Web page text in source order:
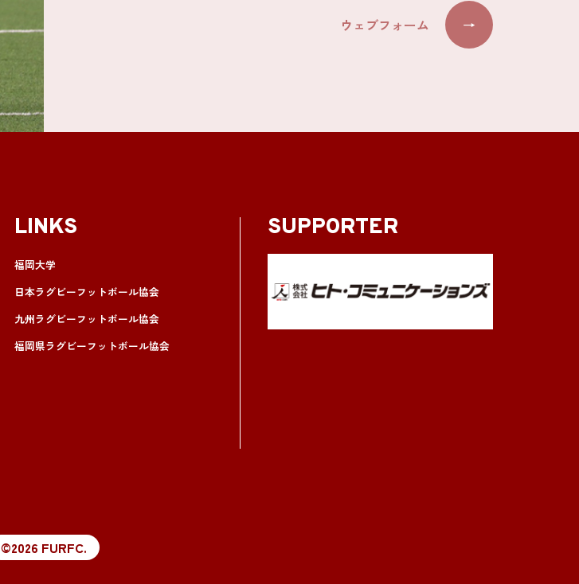
ウェブフォーム →
LINKS
福岡大学
日本ラグビーフットボール協会
九州ラグビーフットボール協会
福岡県ラグビーフットボール協会
SUPPORTER
©2026 FURFC.